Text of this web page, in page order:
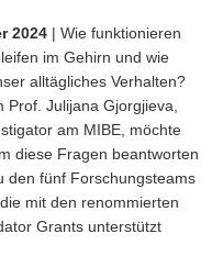
2024 | Wie funktionieren
im Gehirn und wie
alltägliches Verhalten?
Prof. Julijana Gjorgjieva,
am MIBE, möchte
diese Fragen beantworten
den fünf Forschungsteams
mit den renommierten
Grants unterstützt